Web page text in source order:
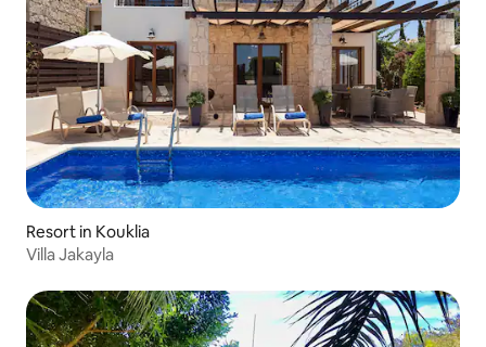
Resort in Kouklia
Villa Jakayla